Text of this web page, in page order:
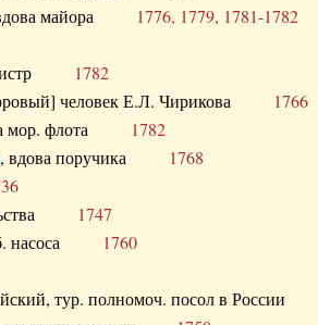
майора 1776, 1779, 1781-1782
1782
человек Е.Л. Чирикова 1766
мор. флота 1782
, вдова поручика 1768
1747
насоса 1760
тур. полномоч. посол в России